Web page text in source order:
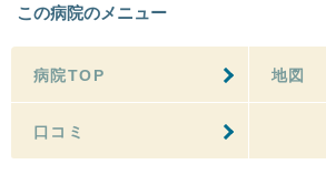
この病院のメニュー
病院TOP 地図
口コミ